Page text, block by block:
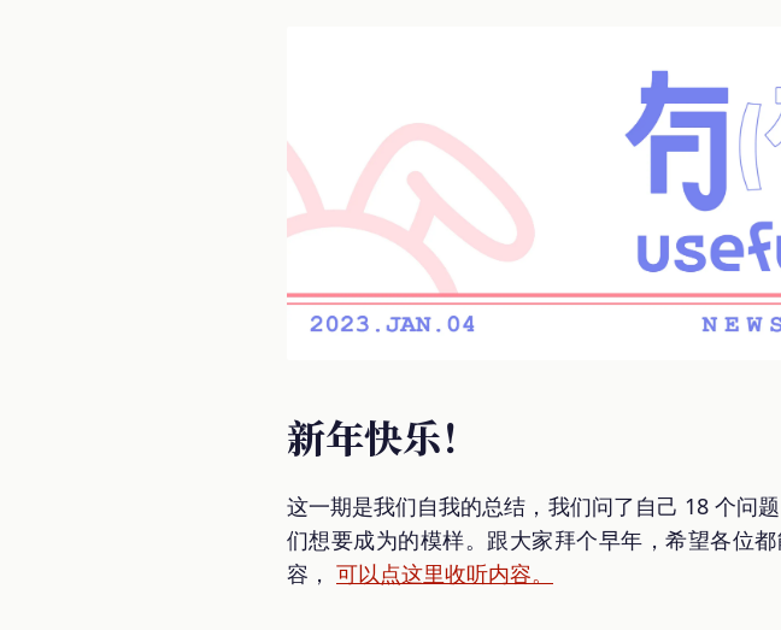
新年快乐！
这一期是我们自我的总结，我们问了自己 18 个问
们想要成为的模样。跟大家拜个早年，希望各位
容， 可以点这里收听内容。